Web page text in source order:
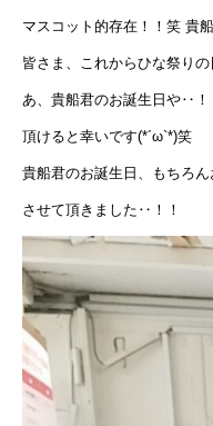
マスコット的存在！！笑 貴
皆さま、これからひな祭りの
あ、貴船君のお誕生日や‥！
頂けると幸いです(*´ω`*)笑
貴船君のお誕生日、もちろん
させて頂きました‥！！